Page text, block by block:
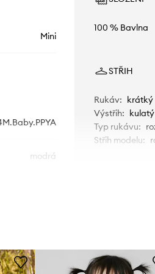
Mini
modrá
100 % Bavlna
STŘIH
Rukáv: krátký
Výstřih: kulatý
Typ rukávu:
Střih modelu: